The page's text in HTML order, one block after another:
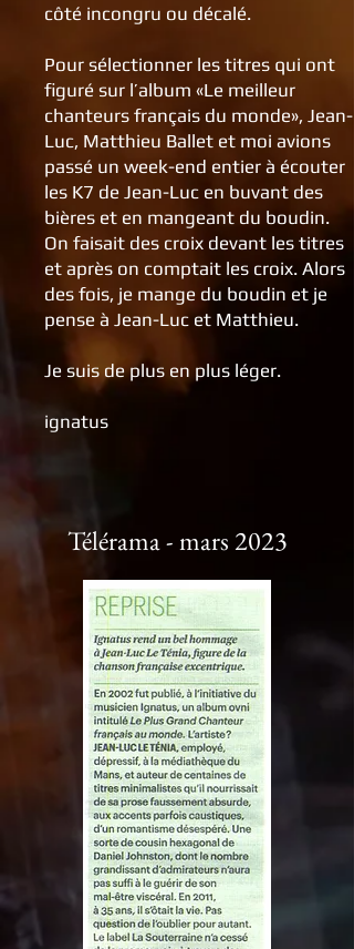
côté incongru ou décalé.
Pour sélectionner les titres qui ont
figuré sur l’album «Le meilleur
chanteurs français du monde», Jean-
Luc, Matthieu Ballet et moi avions
passé un week-end entier à écouter
les K7 de Jean-Luc en buvant des
bières et en mangeant du boudin.
On faisait des croix devant les titres
et après on comptait les croix. Alors
des fois, je mange du boudin et je
pense à Jean-Luc et Matthieu.
Je suis de plus en plus léger.
ignatus
Télérama - mars 2023